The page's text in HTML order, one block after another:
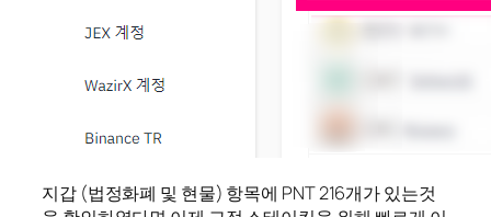
지갑 (법정화폐 및 현물) 항목에 PNT 216개가 있는것